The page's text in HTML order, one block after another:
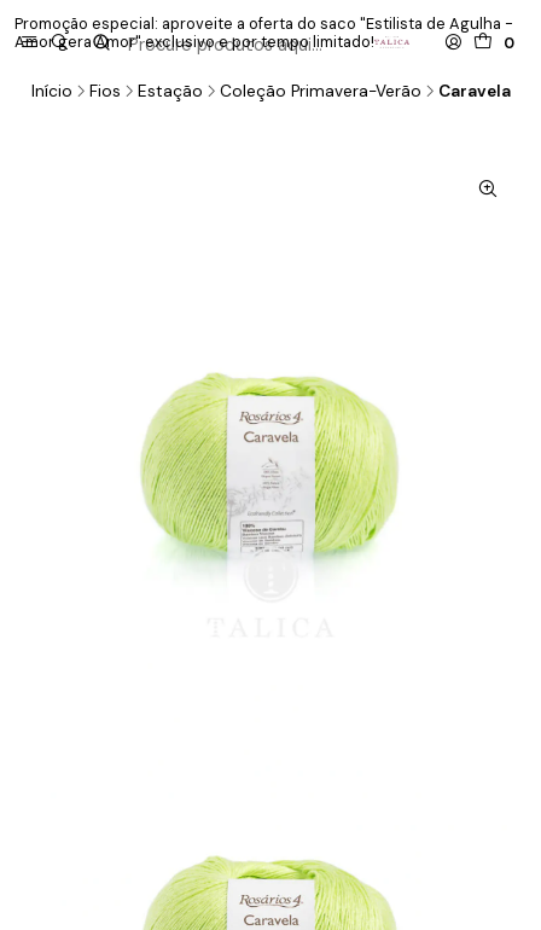
0
Promoção especial: aproveite a oferta do saco "Estilista de Agulha -
Amor gera Amor" exclusivo e por tempo limitado!
Início Fios Estação Coleção Primavera-Verão Caravela